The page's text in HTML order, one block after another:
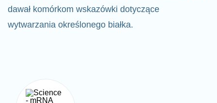
wytwarzania określonego białka.